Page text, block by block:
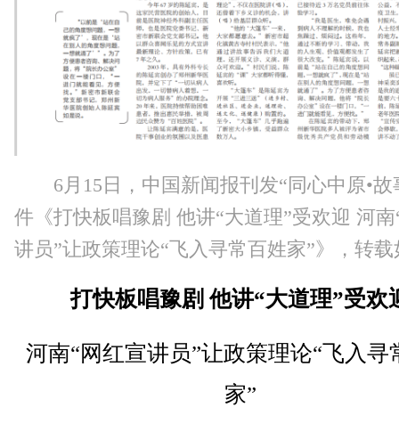
6月15日，中国新闻报刊发“同心中原•故
件《打快板唱豫剧 他讲“大道理”受欢迎 河
讲员”让政策理论“飞入寻常百姓家”》，转
打快板唱豫剧 他讲“大道理”受欢
河南“网红宣讲员”让政策理论“飞入寻
家”